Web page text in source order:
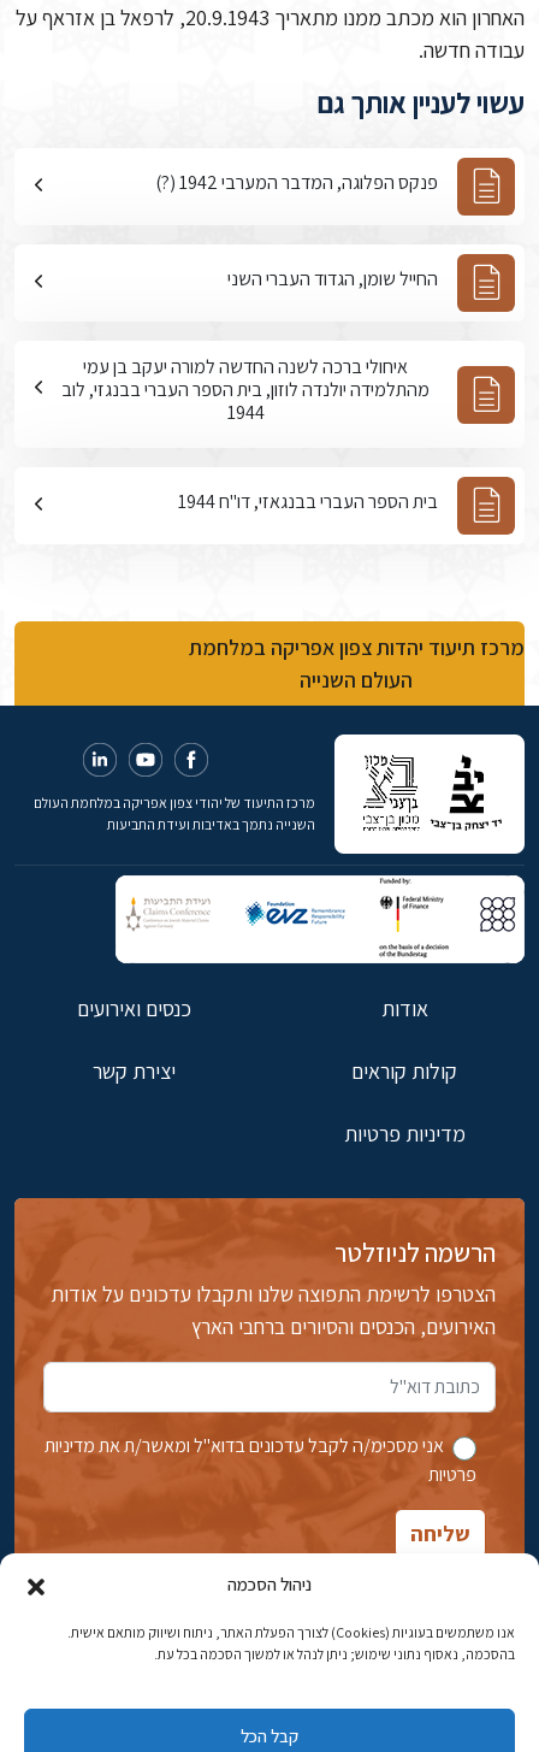
ניהול הסכמה
אנו משתמשים בעוגיות (Cookies) לצורך הפעלת האתר, ניתוח ושיווק מותאם אישית.
בהסכמה, נאסוף נתוני שימוש; ניתן לנהל או למשוך הסכמה בכל עת.
קבל הכל
האחרון הוא מכתב ממנו מתאריך 20.9.1943, לרפאל בן אזראף על
עבודה חדשה.
עשוי לעניין אותך גם
פנקס הפלוגה, המדבר המערבי 1942 (?)
החייל שומן, הגדוד העברי השני
איחולי ברכה לשנה החדשה למורה יעקב בן עמי
מהתלמידה יולנדה לוזון, בית הספר העברי בבנגזי, לוב
1944
בית הספר העברי בבנגאזי, דו"ח 1944
מרכז תיעוד יהדות צפון אפריקה במלחמת
העולם השנייה
מרכז התיעוד של יהודי צפון אפריקה במלחמת העולם
השנייה נתמך באדיבות ועידת התביעות
אודות כנסים ואירועים
קולות קוראים יצירת קשר
מדיניות פרטיות
הרשמה לניוזלטר
הצטרפו לרשימת התפוצה שלנו ותקבלו עדכונים על אודות
האירועים, הכנסים והסיורים ברחבי הארץ
אני מסכימ/ה לקבל עדכונים בדוא''ל ומאשר/ת את מדיניות
פרטיות
אבן גבירול 14, רחביה, ירושלים
טלפון:02-5398869